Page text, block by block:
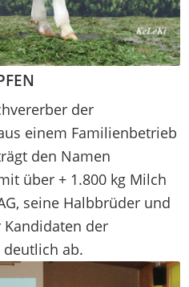
der
einem Familienbetrieb
den Namen
über + 1.800 kg Milch
seine Halbbrüder und
der
deutlich ab.